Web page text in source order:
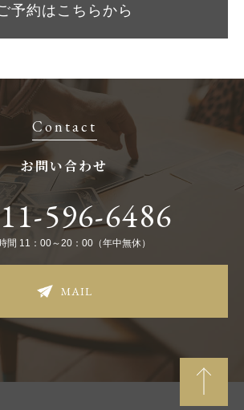
予約はこちらから
Contact
お問い合わせ
596-6486
間 11：00～20：00（年中無休）
MAIL